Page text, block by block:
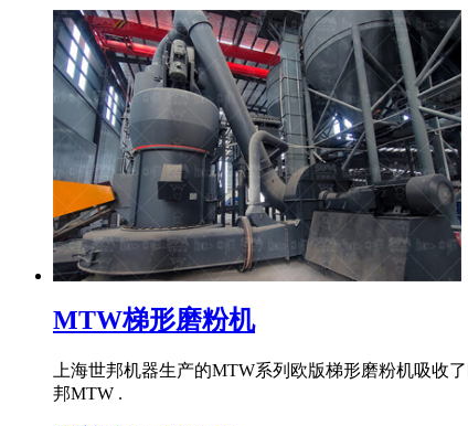
MTW梯形磨粉机
上海世邦机器生产的MTW系列欧版梯形磨粉机吸收
邦MTW .